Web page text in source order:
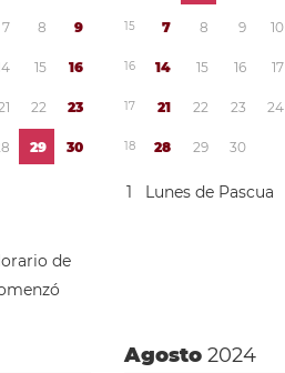
7 8 9
4 15 16
1 22 23
8 29 30
de
15 7 8 9 10
16 14 15 16 17
17 21 22 23 24
18 28 29 30
1 Lunes de Pascua
Agosto2024